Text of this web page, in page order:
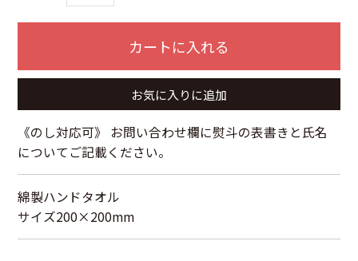
カートに入れる
お気に入りに追加
《のし対応可》 お問い合わせ欄に熨斗の表書きと氏名
についてご記載ください。
綿製ハンドタオル
サイズ200×200mm